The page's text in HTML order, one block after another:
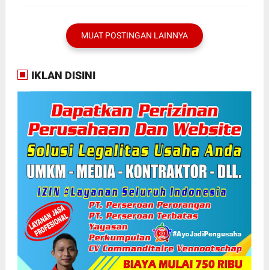
MUAT POSTINGAN LAINNYA
IKLAN DISINI